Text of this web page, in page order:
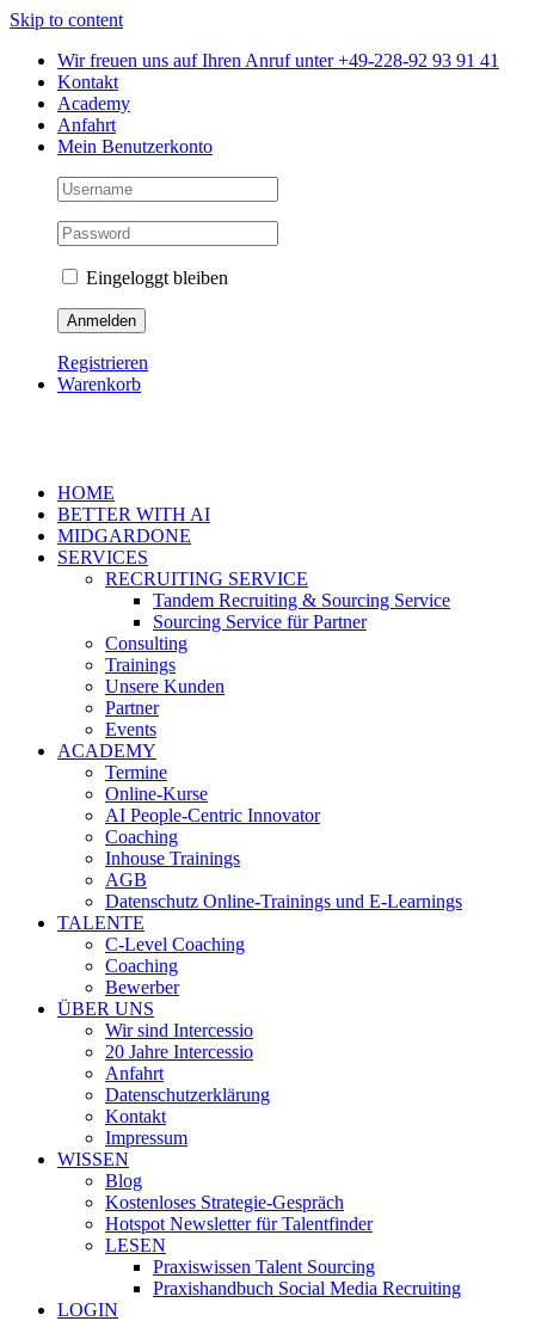
Skip to content
Wir freuen uns auf Ihren Anruf unter +49-228-92 93 91 41
Kontakt
Academy
Anfahrt
Mein Benutzerkonto
Eingeloggt bleiben
Registrieren
Warenkorb
HOME
BETTER WITH AI
MIDGARDONE
SERVICES
RECRUITING SERVICE
Tandem Recruiting & Sourcing Service
Sourcing Service für Partner
Consulting
Trainings
Unsere Kunden
Partner
Events
ACADEMY
Termine
Online-Kurse
AI People-Centric Innovator
Coaching
Inhouse Trainings
AGB
Datenschutz Online-Trainings und E-Learnings
TALENTE
C-Level Coaching
Coaching
Bewerber
ÜBER UNS
Wir sind Intercessio
20 Jahre Intercessio
Anfahrt
Datenschutzerklärung
Kontakt
Impressum
WISSEN
Blog
Kostenloses Strategie-Gespräch
Hotspot Newsletter für Talentfinder
LESEN
Praxiswissen Talent Sourcing
Praxishandbuch Social Media Recruiting
LOGIN